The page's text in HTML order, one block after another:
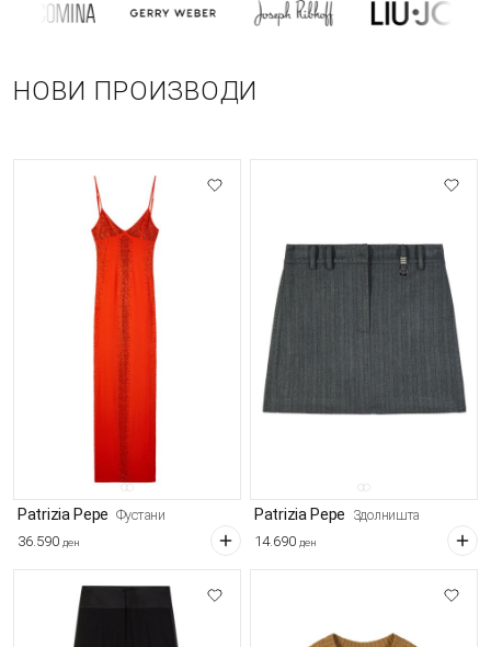
НОВИ ПРОИЗВОДИ
Patrizia Pepe Фустани
36.590 ден
Patrizia Pepe Здолништа
14.690 ден